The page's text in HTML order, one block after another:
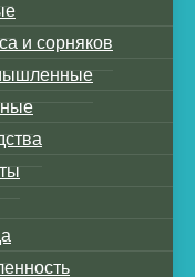
и сорняков
в пакете на
на
в